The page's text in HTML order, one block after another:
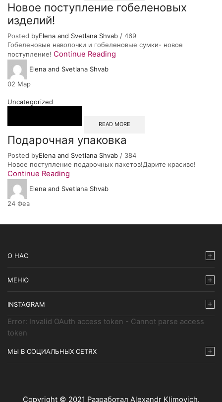
Новое поступление гобеленовых
изделий!
Posted byElena and Svetlana Shvab / 469
Гобеленовые наволочки и гобеленовые сумки- новое
поступление! Continue Reading
Elena and Svetlana Shvab
02 Мар
Uncategorized
READ MORE
Подарочная упаковка
Posted byElena and Svetlana Shvab / 384
Новое поступление подарочных пакетов!Дарите красиво!
Continue Reading
Elena and Svetlana Shvab
24 Фев
О НАС
МЕНЮ
INSTAGRAM
Error: Invalid OAuth access token - Cannot parse access
token
МЫ В СОЦИАЛЬНЫХ СЕТЯХ
Copyright © 2021 Разработал Alexandr Klimovich.